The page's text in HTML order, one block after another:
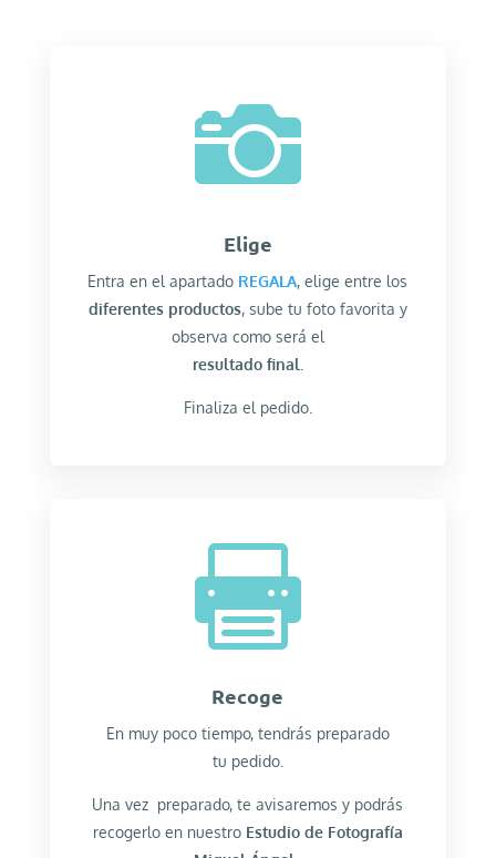

Elige
Entra en el apartado REGALA, elige entre los
diferentes productos, sube tu foto favorita y
observa como será el
resultado final.
Finaliza el pedido.

Recoge
En muy poco tiempo, tendrás preparado
tu pedido.
Una vez preparado, te avisaremos y podrás
recogerlo en nuestro Estudio de Fotografía